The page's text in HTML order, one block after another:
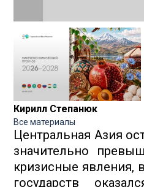
Кирилл Степанюк
Все материалы
Центральная Азия
значительно
кризисные явления,
государств